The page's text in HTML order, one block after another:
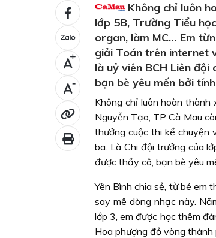
+
-
Không chỉ luôn
lớp 5B, Trường Tiểu
organ, làm MC… Em
giải Toán trên internet
là uỷ viên BCH Liên
bạn bè yêu mến bởi
Không chỉ luôn hoàn
Nguyễn Tạo, TP Cà Mau
thưởng cuộc thi kể chuyện
ba. Là Chi đội trưởng của
được thầy cô, bạn bè yêu
Yên Bình chia sẻ, từ bé em
say mê dòng nhạc này.
lớp 3, em được học thêm
Hoa phượng đỏ vòng thành